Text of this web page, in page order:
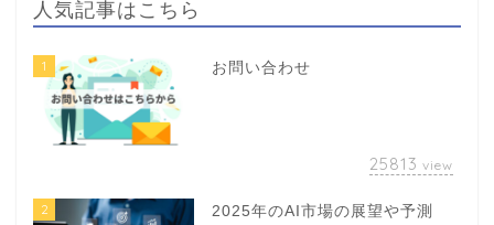
人気記事はこちら
1 お問い合わせ
25813 view
2 2025年のAI市場の展望や予測